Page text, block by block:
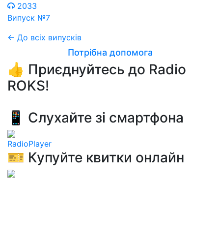
2033
Випуск №7
← До всіх випусків
Потрібна допомога
👍 Приєднуйтесь до Radio
ROKS!
📱 Слухайте зі смартфона
RadioPlayer
🎫 Купуйте квитки онлайн